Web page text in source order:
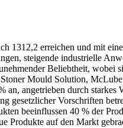
1312,2 erreichen und mit
steigende industrielle
Beliebtheit,
Mould Solution,
angetrieben durch starkes
gesetzlicher Vorschriften
beeinflussen 40 % der
Produkte auf den Markt